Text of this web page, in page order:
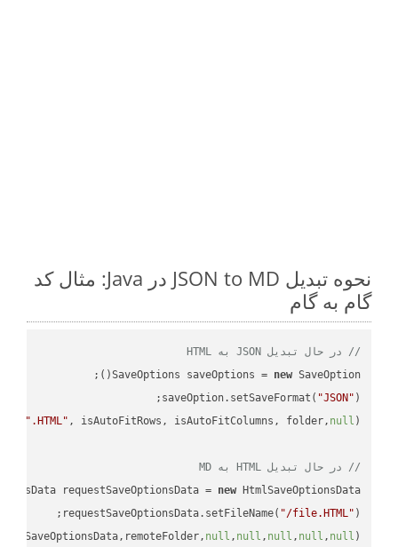
نحوه تبدیل JSON to MD در Java: مثال کد
گام به گام
// در حال تبدیل JSON به HTML
SaveOptions saveOptions = new
saveOption.setSaveFormat( "JSON"
".HTML" , isAutoFitRows, isAutoFitColumns, folder, null
// در حال تبدیل HTML به MD
requestSaveOptionsData = new
requestSaveOptionsData.setFileName( "/file.HTML"
null , null , null , null , null